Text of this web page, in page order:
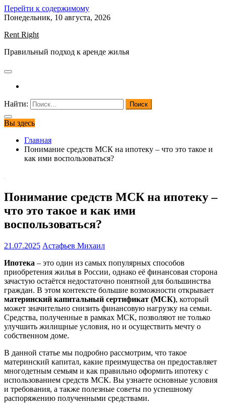
Перейти к содержимому
Понедельник, 10 августа, 2026
Rent Right
Правильный подход к аренде жилья
Найти:
Вы здесь
Главная
Понимание средств МСК на ипотеку – что это такое и
как ими воспользоваться?
Понимание средств МСК на ипотеку –
что это такое и как ими
воспользоваться?
21.07.2025 Астафьев Михаил
Ипотека – это один из самых популярных способов
приобретения жилья в России, однако её финансовая сторона
зачастую остаётся недостаточно понятной для большинства
граждан. В этом контексте большие возможности открывает
материнский капитальный сертификат (МСК), который
может значительно снизить финансовую нагрузку на семьи.
Средства, полученные в рамках МСК, позволяют не только
улучшить жилищные условия, но и осуществить мечту о
собственном доме.
В данной статье мы подробно рассмотрим, что такое
материнский капитал, какие преимущества он предоставляет
многодетным семьям и как правильно оформить ипотеку с
использованием средств МСК. Вы узнаете основные условия
и требования, а также полезные советы по успешному
распоряжению полученными средствами.